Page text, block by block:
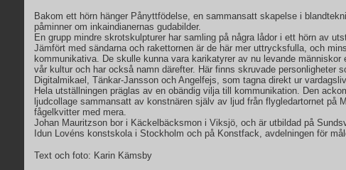
Bakom ett hörn hänger Pånyttfödelse, en sammansatt skapelse i
påminner om inkaindianernas gudabilder.
En grupp mindre skrotskulpturer har samling på några lådor i ett hörn av
Jämfört med sändarna och rakettornen är de här mer uttrycksfulla, och
kommunikativa. De skulle kunna vara karikatyrer av nu levande människor
vår kultur och har också namn därefter. Här finns skruvade personligheter
Digitalmikael, Tänkar-Jansson och Angelfejs, som tagna direkt ur
Hela utställningen präglas av en obändig vilja till kommunikation. Den
ljudcollage sammansatt av konstnären själv av ljud från flygledartornet på
fågelkvitter med mera.
Johan Mauritzson bor i Käckelbäcksmon i Viksjö, och är utbildad på
Idun Lovéns konstskola i Stockholm och på Konstfack, avdelningen för
Text och foto: Karin Kämsby